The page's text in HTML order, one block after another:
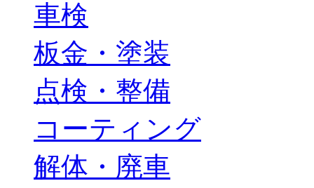
車検
板金・塗装
点検・整備
コーティング
解体・廃車